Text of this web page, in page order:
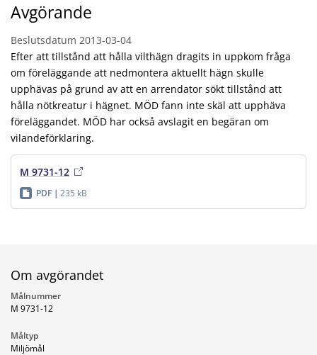
Avgörande
Beslutsdatum 2013-03-04
Efter att tillstånd att hålla vilthägn dragits in uppkom fråga
om föreläggande att nedmontera aktuellt hägn skulle
upphävas på grund av att en arrendator sökt tillstånd att
hålla nötkreatur i hägnet. MÖD fann inte skäl att upphäva
föreläggandet. MÖD har också avslagit en begäran om
vilandeförklaring.
M 9731-12
PDF 235 kB
Om avgörandet
Målnummer
M 9731-12
Måltyp
Miljömål